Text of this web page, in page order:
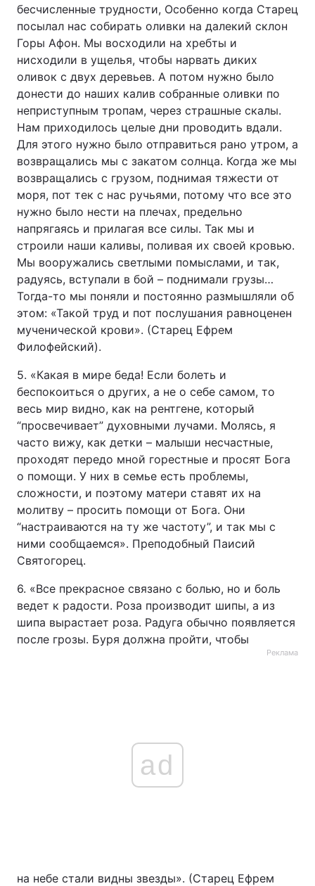
бесчисленные трудности, Особенно когда Старец
посылал нас собирать оливки на далекий склон
Горы Афон. Мы восходили на хребты и
нисходили в ущелья, чтобы нарвать диких
оливок с двух деревьев. А потом нужно было
донести до наших калив собранные оливки по
неприступным тропам, через страшные скалы.
Нам приходилось целые дни проводить вдали.
Для этого нужно было отправиться рано утром, а
возвращались мы с закатом солнца. Когда же мы
возвращались с грузом, поднимая тяжести от
моря, пот тек с нас ручьями, потому что все это
нужно было нести на плечах, предельно
напрягаясь и прилагая все силы. Так мы и
строили наши каливы, поливая их своей кровью.
Мы вооружались светлыми помыслами, и так,
радуясь, вступали в бой – поднимали грузы…
Тогда-то мы поняли и постоянно размышляли об
этом: «Такой труд и пот послушания равноценен
мученической крови». (Старец Ефрем
Филофейский).
5. «Какая в мире беда! Если болеть и
беспокоиться о других, а не о себе самом, то
весь мир видно, как на рентгене, который
“просвечивает” духовными лучами. Молясь, я
часто вижу, как детки – малыши несчастные,
проходят передо мной горестные и просят Бога
о помощи. У них в семье есть проблемы,
сложности, и поэтому матери ставят их на
молитву – просить помощи от Бога. Они
“настраиваются на ту же частоту”, и так мы с
ними сообщаемся». Преподобный Паисий
Святогорец.
6. «Все прекрасное связано с болью, но и боль
ведет к радости. Роза производит шипы, а из
шипа вырастает роза. Радуга обычно появляется
после грозы. Буря должна пройти, чтобы
Реклама
ad
на небе стали видны звезды». (Старец Ефрем